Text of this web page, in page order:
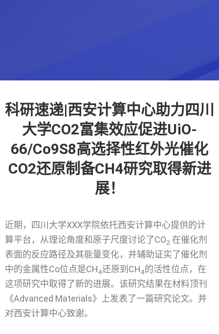
科研速递|西安计算中心助力四川
大学CO2富集效应促进UiO-
66/Co9S8高选择性红外光催化
CO2还原制备CH4研究取得新进
展！
近期，四川大学XXX学院依托西安计算中心提供的计
算平台，从理论角度和原子尺度讨论了CO2 在催化剂
表面的反应路径及其能量变化，并辅助证实了催化剂
中的金属性Co位点是CH4还原到CH4的活性位点，在
这项研究中取得了新的进展。该研究结果在材料顶刊
《Advanced Materials》上发表了一篇研究论文。并
对西安计算中心致谢。